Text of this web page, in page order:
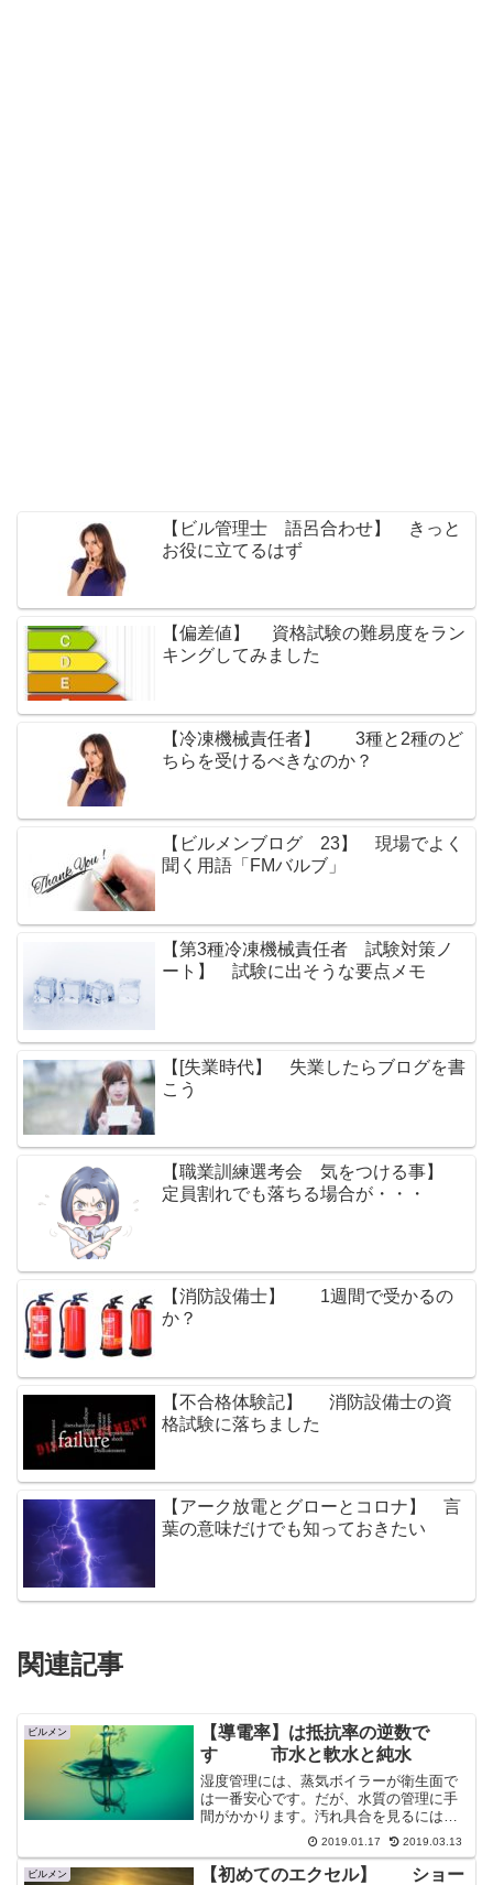
【ビル管理士 語呂合わせ】 きっと
お役に立てるはず
【偏差値】 資格試験の難易度をラン
キングしてみました
【冷凍機械責任者】 3種と2種のど
ちらを受けるべきなのか？
【ビルメンブログ 23】 現場でよく
聞く用語「FMバルブ」
【第3種冷凍機械責任者 試験対策ノ
ート】 試験に出そうな要点メモ
【[失業時代】 失業したらブログを書
こう
【職業訓練選考会 気をつける事】
定員割れでも落ちる場合が・・・
【消防設備士】 1週間で受かるの
か？
【不合格体験記】 消防設備士の資
格試験に落ちました
【アーク放電とグローとコロナ】 言
葉の意味だけでも知っておきたい
関連記事
ビルメン
【導電率】は抵抗率の逆数で
す 市水と軟水と純水
湿度管理には、蒸気ボイラーが衛生面で
は一番安心です。だが、水質の管理に手
間がかかります。汚れ具合を見るには導
電率をチェックします。導電率は電気抵
抗率の逆数です。そして市水、軟水、純
水についても記載。
2019.01.17 2019.03.13
ビルメン
【初めてのエクセル】 ショー